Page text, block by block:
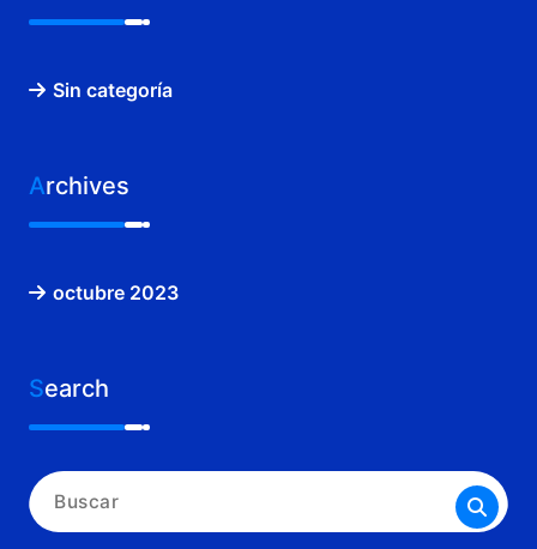
Sin categoría
Archives
octubre 2023
Search
Buscar: